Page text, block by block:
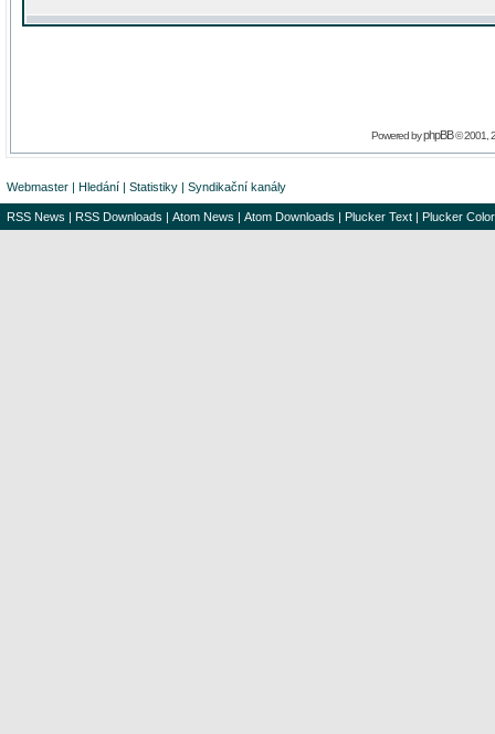
Powered byphpBB© 2001,
Webmaster | Hledání | Statistiky | Syndikační kanály
RSS News | RSS Downloads | Atom News | Atom Downloads | Plucker Text | Plucker Color